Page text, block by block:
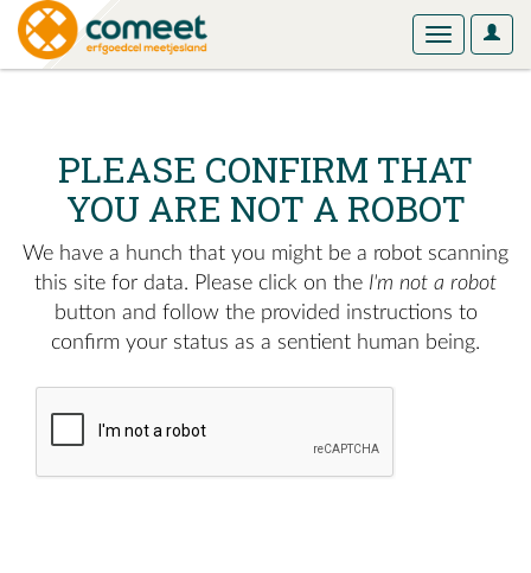
User
Toggle
PLEASE CONFIRM THAT
YOU ARE NOT A ROBOT
We have a hunch that you might be a robot scanning
this site for data. Please click on the I'm not a robot
button and follow the provided instructions to
confirm your status as a sentient human being.